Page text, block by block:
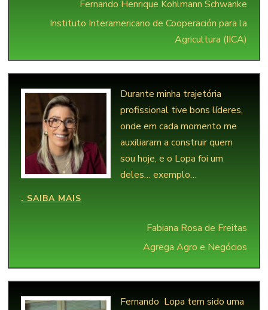
Fernando Henrique Kohlmann Schwanke
Instituto Interamericano de Cooperación para la
Agricultura (IICA)
Durante minha trajetória
profissional tive bons líderes,
onde em cada momento me
auxiliaram a construir quem
sou hoje, e o Lopa foi um
deles… exemplo…
. SAIBA MAIS
Fabiana Rosa de Freitas
Agrega Agro e Negócios
Fernando Lopa tem sido uma